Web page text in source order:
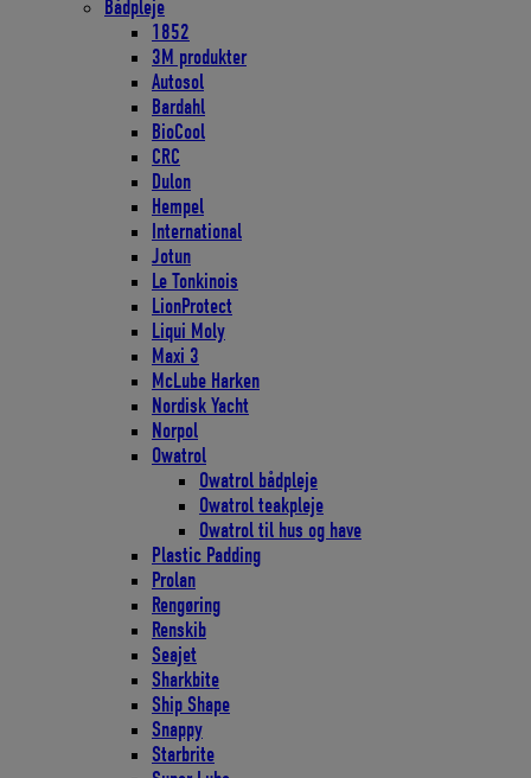
Bådpleje
1852
3M produkter
Autosol
Bardahl
BioCool
CRC
Dulon
Hempel
International
Jotun
Le Tonkinois
LionProtect
Liqui Moly
Maxi 3
McLube Harken
Nordisk Yacht
Norpol
Owatrol
Owatrol bådpleje
Owatrol teakpleje
Owatrol til hus og have
Plastic Padding
Prolan
Rengøring
Renskib
Seajet
Sharkbite
Ship Shape
Snappy
Starbrite